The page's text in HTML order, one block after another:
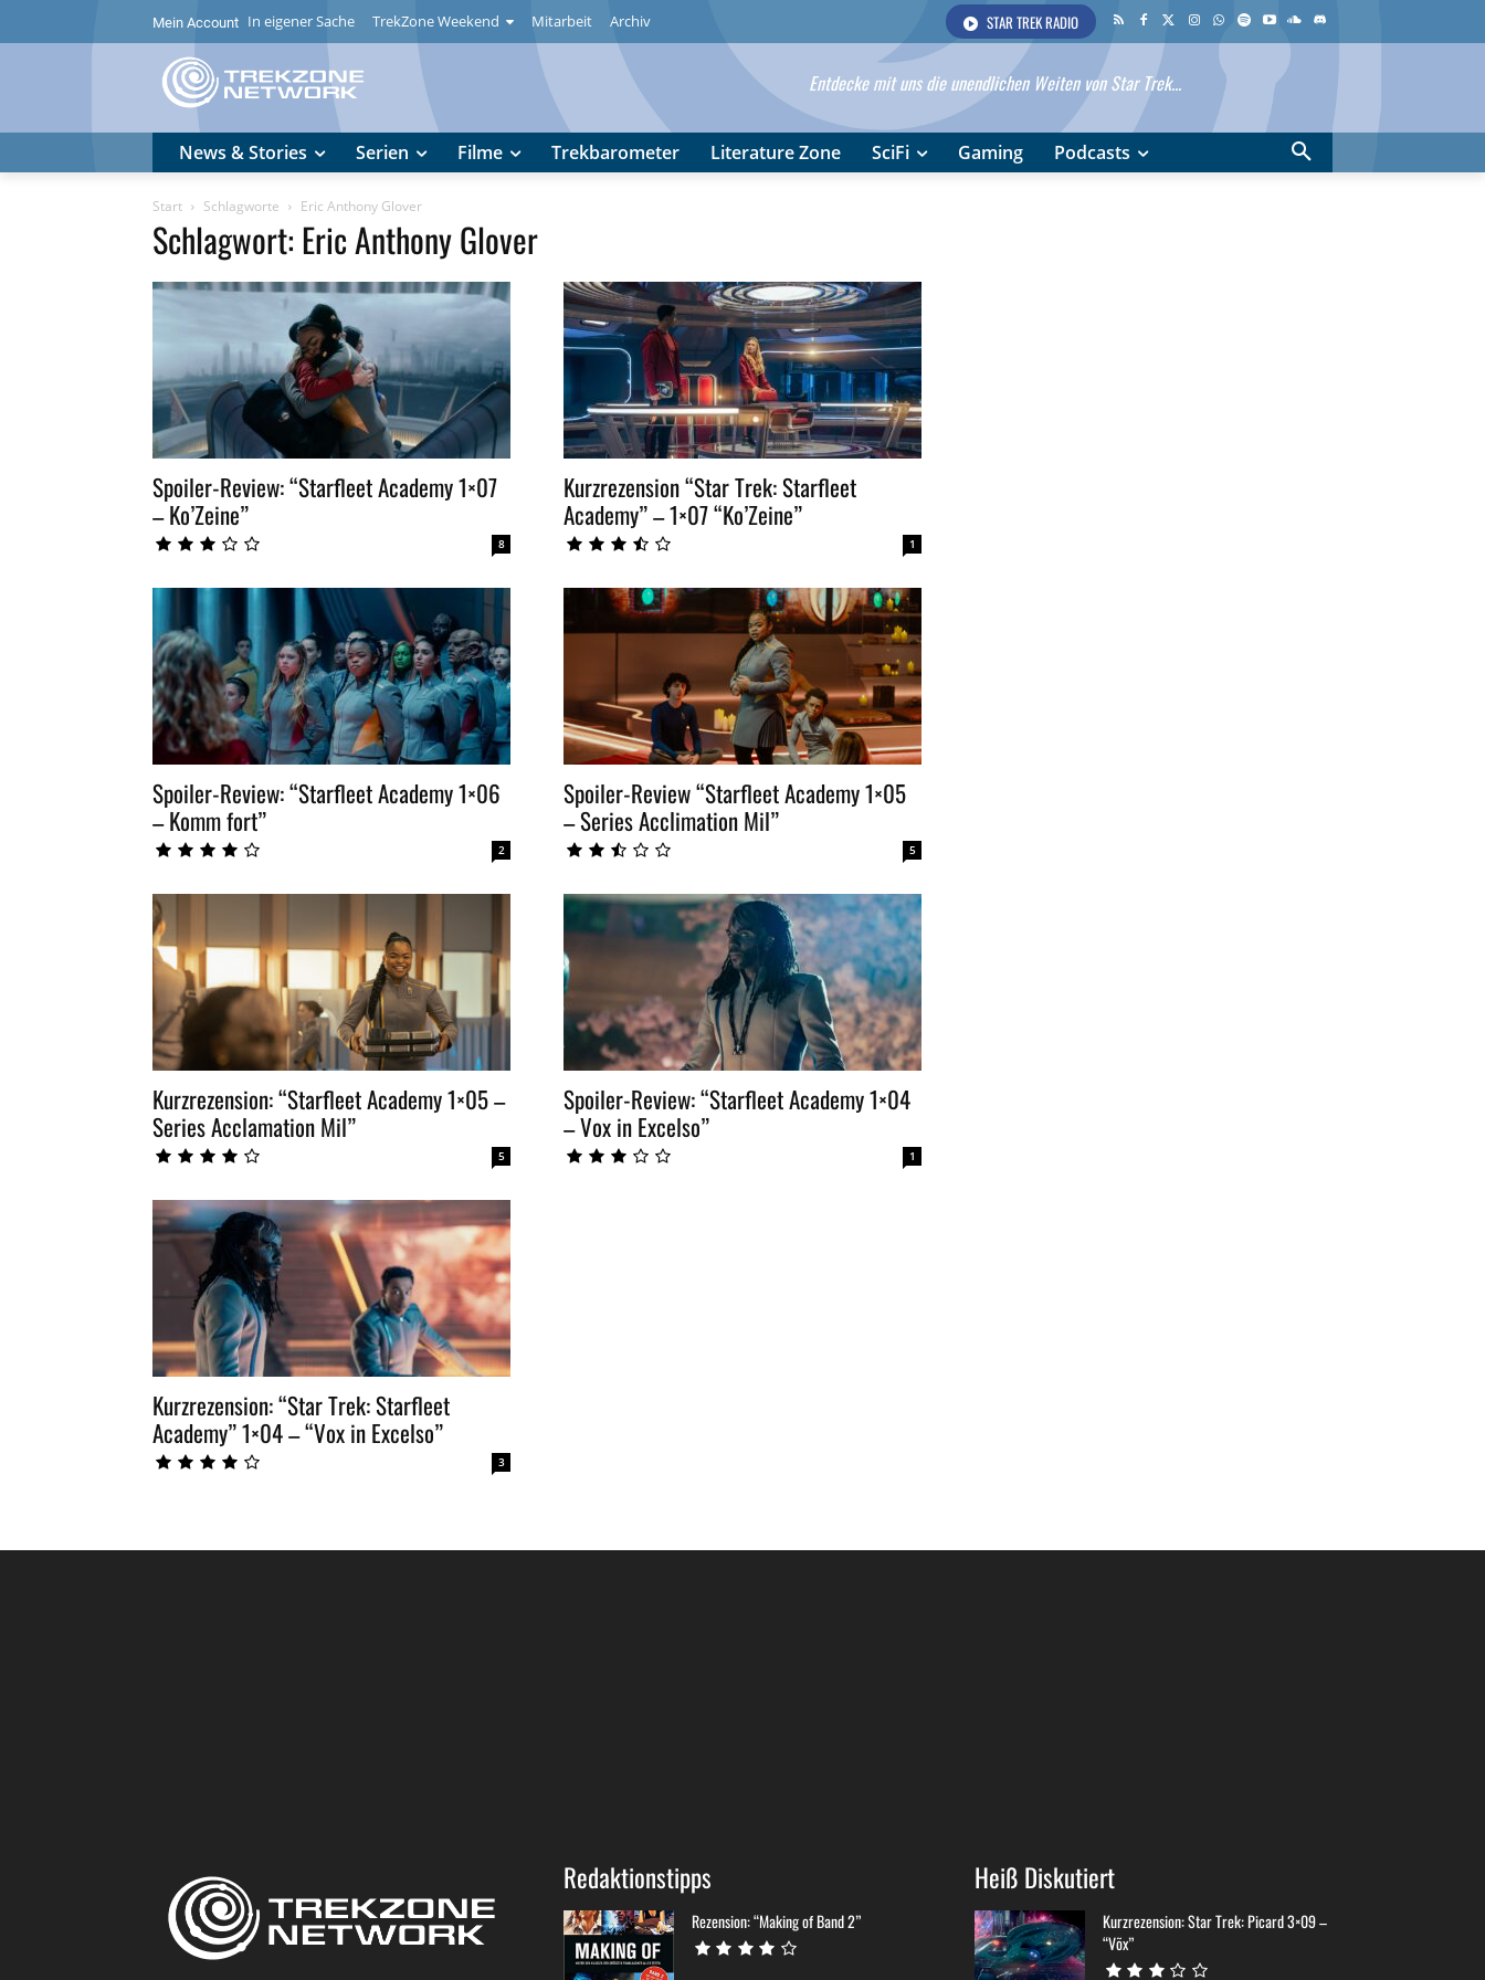
Mein Account In eigener Sache TrekZone Weekend Mitarbeit Archiv STAR TREK RADIO
Entdecke mit uns die unendlichen Weiten von Star Trek...
News & Stories Serien Filme Trekbarometer Literature Zone SciFi Gaming Podcasts
Start Schlagworte Eric Anthony Glover
Schlagwort: Eric Anthony Glover
Spoiler-Review: “Starfleet Academy 1×07
– Ko’Zeine”
8
Kurzrezension “Star Trek: Starfleet
Academy” – 1×07 “Ko’Zeine”
1
Spoiler-Review: “Starfleet Academy 1×06
– Komm fort”
2
Spoiler-Review “Starfleet Academy 1×05
– Series Acclimation Mil”
5
Kurzrezension: “Starfleet Academy 1×05 –
Series Acclamation Mil”
5
Spoiler-Review: “Starfleet Academy 1×04
– Vox in Excelso”
1
Kurzrezension: “Star Trek: Starfleet
Academy” 1×04 – “Vox in Excelso”
3
Redaktionstipps
Rezension: “Making of Band 2”
Heiß Diskutiert
Kurzrezension: Star Trek: Picard 3×09 –
“Võx”